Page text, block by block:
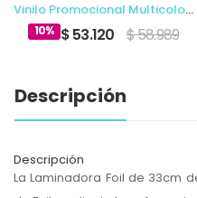
Vinilo Promocional Multicolor Cricut 12 x 12 (100)
10% $ 53.120 $ 58.989
Descripción
Descripción
La Laminadora Foil de 33cm